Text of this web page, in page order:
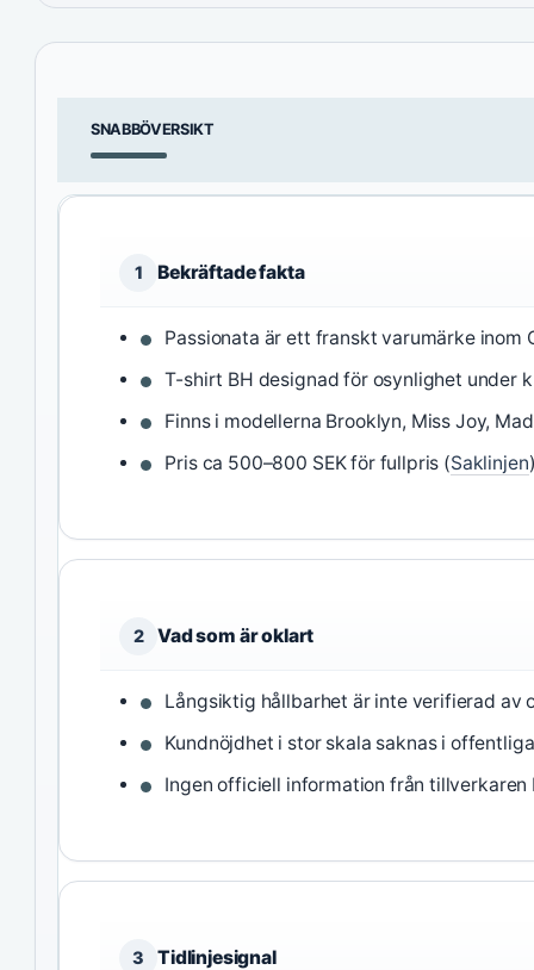
SNABBÖVERSIKT
1 Bekräftade fakta
Passionata är ett franskt varumärke inom
T-shirt BH designad för osynlighet under
Finns i modellerna Brooklyn, Miss Joy,
Pris ca 500–800 SEK för fullpris (Saklinjen
2 Vad som är oklart
Långsiktig hållbarhet är inte verifierad av
Kundnöjdhet i stor skala saknas i
Ingen officiell information från
3 Tidlinjesignal